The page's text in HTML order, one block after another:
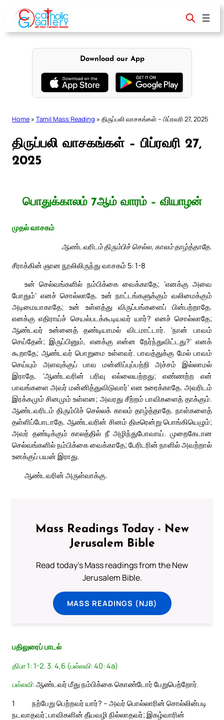
content
Download our App
Home » Tamil Mass Reading » திருப்பலி வாசகங்கள் – பிப்ரவரி 27, 2025
திருப்பலி வாசகங்கள் – பிப்ரவரி 27,
2025
பொதுக்காலம் 7ஆம் வாரம் – வியாழன்
முதல் வாசகம்
ஆண்டவரிடம் திரும்பிச் செல்ல, காலம் தாழ்த்தாதே.
சீராக்கின் ஞான நூலிலிருந்து வாசகம் 5: 1-8
உன் செல்வங்களில் நம்பிக்கை வைக்காதே; ‘எனக்கு அவை
போதும்’ எனச் சொல்லாதே. உன் நாட்டங்களுக்கும் வலிமைக்கும்
அடிமையாகாதே; உன் உள்ளத்து விருப்பங்களைப் பின்பற்றாதே.
எனக்கு எதிராய்ச் செயல்படக்கூடியவர் யார்? எனச் சொல்லாதே;
ஆண்டவர் உன்னைத் தண்டியாமல் விடமாட்டார். ‘நான் பாவம்
செய்தேன்; இருப்பினும், எனக்கு என்ன நேர்ந்துவிட்டது?’ எனக்
கூறாதே; ஆண்டவர் பொறுமை உள்ளவர். பாவத்துக்கு மேல் பாவம்
செய்யும் அளவுக்குப் பாவ மன்னிப்புப்பற்றி அச்சம் இல்லாமல்
இராதே. ‘ஆண்டவரின் பரிவு எல்லையற்றது; எண்ணற்ற என்
பாவங்களை அவர் மன்னித்துவிடுவார்’ என உரைக்காதே. அவரிடம்
இரக்கமும் சினமும் உள்ளன; அவரது சீற்றம் பாவிகளைத் தாக்கும்.
ஆண்டவரிடம் திரும்பிச் செல்லக் காலம் தாழ்த்தாதே. நாள்களைத்
தள்ளிப்போடாதே. ஆண்டவரின் சினம் திடீரென்று பொங்கியெழும்;
அவர் தண்டிக்கும் காலத்தில் நீ அழிந்துபோவாய். முறைகேடான
செல்வங்களில் நம்பிக்கை வைக்காதே; பேரிடரின் நாளில் அவற்றால்
உனக்குப் பயன் இராது.
ஆண்டவரின் அருள்வாக்கு.
Mass Readings Today - New
Jerusalem Bible
Read today's Mass readings from the New
Jerusalem Bible.
MASS READINGS (NJB)
பதிலுரைப் பாடல்
திபா 1: 1-2. 3. 4,6 (பல்லவி: 40: 4a)
பல்லவி: ஆண்டவர் மீது நம்பிக்கை கொண்டோர் பேறுபெற்றோர்.
1
நற்பேறு பெற்றவர் யார்? – அவர் பொல்லாரின் சொல்லின்படி
நடவாதவர்; பாவிகளின் தீயவழி நில்லாதவர்; இகழ்வாரின்